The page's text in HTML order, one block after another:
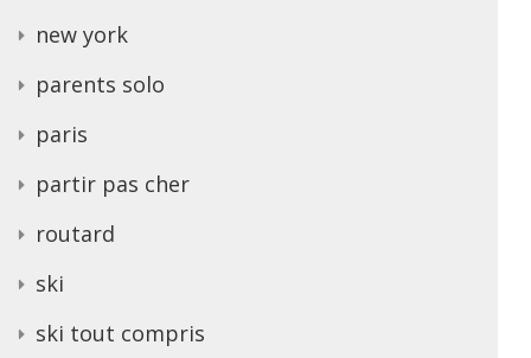
new york
parents solo
paris
partir pas cher
routard
ski
ski tout compris